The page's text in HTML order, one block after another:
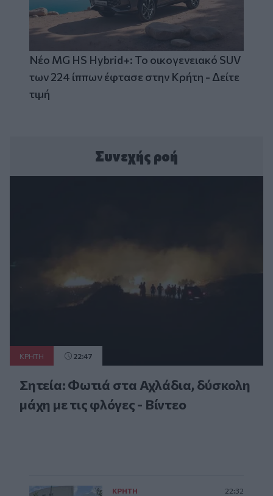
Νέο MG HS Hybrid+: Το οικογενειακό SUV
των 224 ίππων έφτασε στην Κρήτη - Δείτε
τιμή
Συνεχής ροή
ΚΡΗΤΗ 22:47
Σητεία: Φωτιά στα Αχλάδια, δύσκολη
μάχη με τις φλόγες - Βίντεο
ΚΡΗΤΗ 22:32